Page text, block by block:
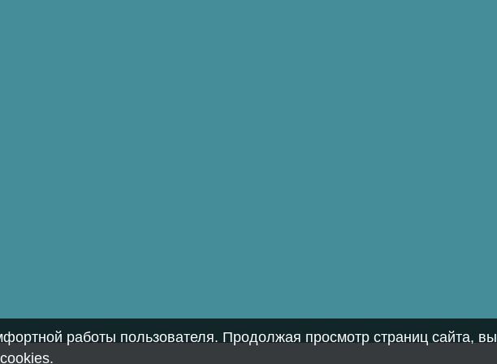
работы пользователя. Продолжая просмотр страниц сайта, вы
.